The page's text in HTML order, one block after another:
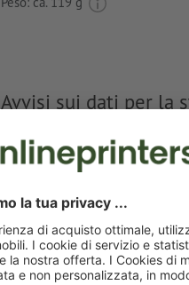
Avvisi sui dati per la
Formato dei dati
I file PDF pronti per la
immagini e i modelli in
Come colori per il motivo è
colori speciali.